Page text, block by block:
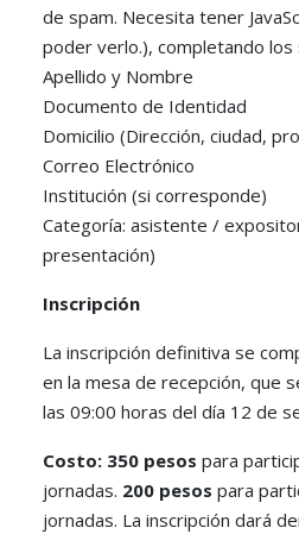
de spam. Necesita tener
poder verlo.), completando
Apellido y Nombre
Documento de Identidad
Domicilio (Dirección, ciudad,
Correo Electrónico
Institución (si corresponde)
Categoría: asistente /
presentación)
Inscripción
La inscripción definitiva se
en la mesa de recepción, que
las 09:00 horas del día 12 de
Costo: 350 pesos para
jornadas. 200 pesos para
jornadas. La inscripción dará